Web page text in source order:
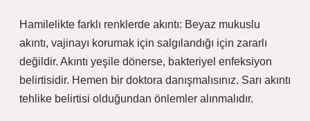
Hamilelikte farklı renklerde akıntı: Beyaz mukuslu
akıntı, vajinayı korumak için salgılandığı için zararlı
değildir. Akıntı yeşile dönerse, bakteriyel enfeksiyon
belirtisidir. Hemen bir doktora danışmalısınız. Sarı akıntı
tehlike belirtisi olduğundan önlemler alınmalıdır.